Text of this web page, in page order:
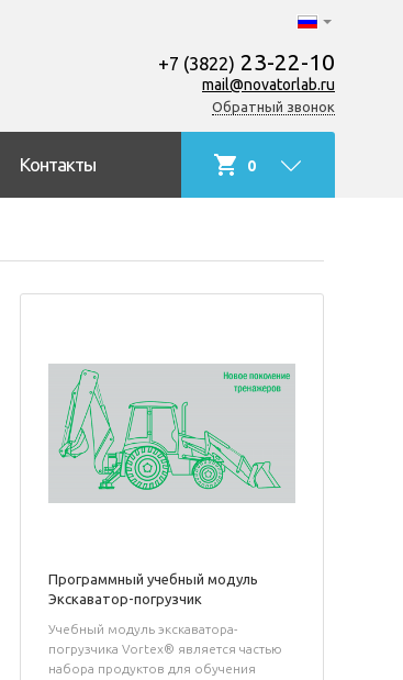
+7 (3822) 23-22-10
mail@novatorlab.ru
Обратный звонок
0
Контакты
Программный учебный модуль
Экскаватор-погрузчик
Учебный модуль экскаватора-
погрузчика Vortex® является частью
набора продуктов для обучения